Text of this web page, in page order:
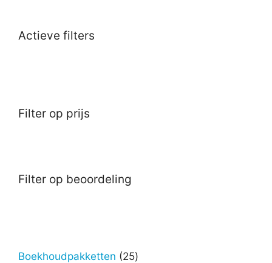
Actieve filters
Filter op prijs
Filter op beoordeling
Boekhoudpakketten 2525